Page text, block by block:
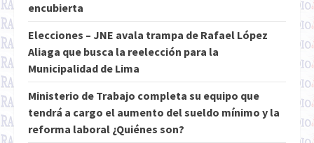
encubierta
Elecciones – JNE avala trampa de Rafael López
Aliaga que busca la reelección para la
Municipalidad de Lima
Ministerio de Trabajo completa su equipo que
tendrá a cargo el aumento del sueldo mínimo y la
reforma laboral ¿Quiénes son?